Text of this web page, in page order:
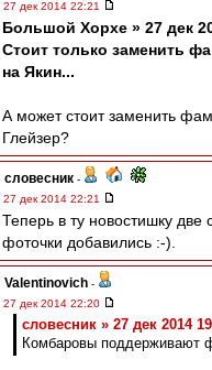
27 дек 2014 22:21
Большой Хорхе » 27 дек
Стоит только заменить
на Якин...
А может стоит заменить
Глейзер?
словесник -
27 дек 2014 22:21
Теперь в ту новостишку две
фоточки добавились :-).
Valentinovich -
27 дек 2014 22:20
словесник » 27 дек 2014
Комбаровы поддерживают